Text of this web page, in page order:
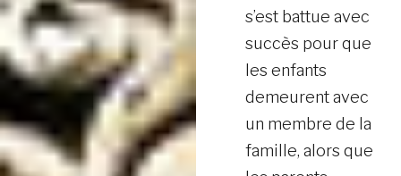
s’est battue avec
succès pour que
les enfants
demeurent avec
un membre de la
famille, alors que